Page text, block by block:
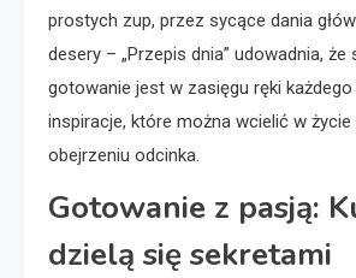
prostych zup, przez sycące dania
desery – „Przepis dnia” udowadnia, że
gotowanie jest w zasięgu ręki
inspiracje, które można wcielić w
obejrzeniu odcinka.
Gotowanie z pasją:
dzielą się sekretami